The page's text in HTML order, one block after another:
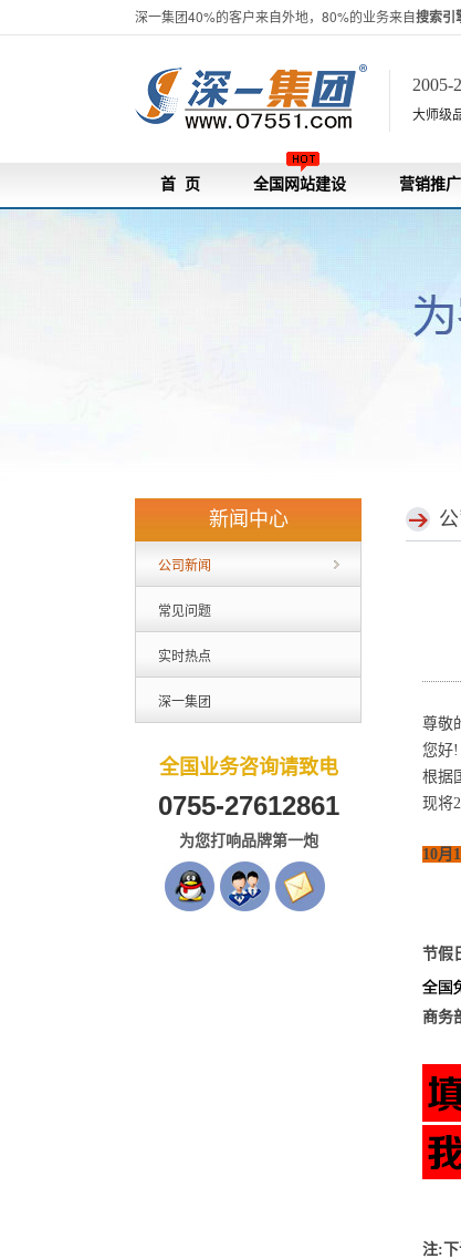
深一集团40%的客户来自外地，80%的业务来自搜索引
2005-
大师级
首 页 全国网站建设 营销推广
新闻中心
公司新闻
常见问题
实时热点
深一集团
全国业务咨询请致电
0755-27612861
为您打响品牌第一炮
尊敬
您好!
根据
现将
10月
节假
商务
注:下